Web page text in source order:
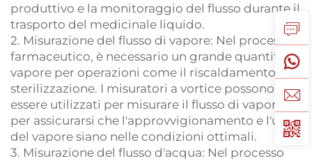
produttivo e la monitoraggio del flusso durante il
trasporto del medicinale liquido.
2. Misurazione del flusso di vapore: Nel processo
farmaceutico, è necessario un grande quantità di
vapore per operazioni come il riscaldamento e la
sterilizzazione. I misuratori a vortice possono
essere utilizzati per misurare il flusso di vapore
per assicurarsi che l'approvvigionamento e l'uso
del vapore siano nelle condizioni ottimali.
3. Misurazione del flusso d'acqua: Nel processo